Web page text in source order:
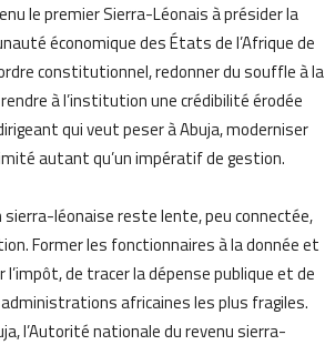
le premier Sierra-Léonais à présider la
économique des États de l’Afrique de
constitutionnel, redonner du souffle à la
à l’institution une crédibilité érodée
qui veut peser à Abuja, moderniser
autant qu’un impératif de gestion.
léonaise reste lente, peu connectée,
Former les fonctionnaires à la donnée et
de tracer la dépense publique et de
africaines les plus fragiles.
l’Autorité nationale du revenu sierra-